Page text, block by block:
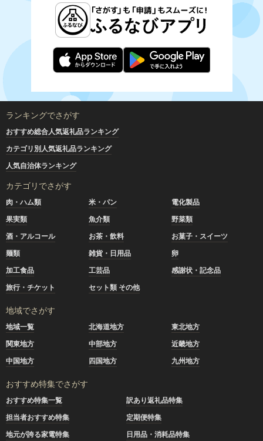
ランキングでさがす
おすすめ総合人気返礼品ランキング
カテゴリ別人気返礼品ランキング
人気自治体ランキング
カテゴリでさがす
肉・ハム類 米・パン
電化製品
果実類
魚介類
野菜類
酒・アルコール
お茶・飲料
お菓子・スイーツ
麺類
雑貨・日用品
卵
加工食品
工芸品
感謝状・記念品
旅行・チケット
セット類 その他
地域でさがす
地域一覧 北海道地方
東北地方
関東地方
中部地方
近畿地方
中国地方
四国地方 九州地方
おすすめ特集でさがす
おすすめ特集一覧
訳あり返礼品特集
担当者おすすめ特集
定期便特集
地元が誇る家電特集
日用品・消耗品特集